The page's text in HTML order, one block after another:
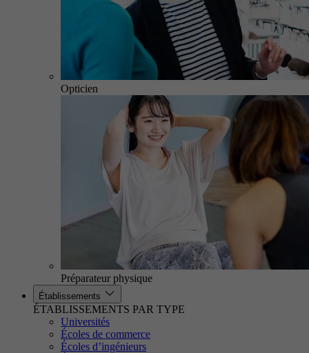
Opticien
Préparateur physique
Établissements
ÉTABLISSEMENTS PAR TYPE
Universités
Écoles de commerce
Écoles d’ingénieurs